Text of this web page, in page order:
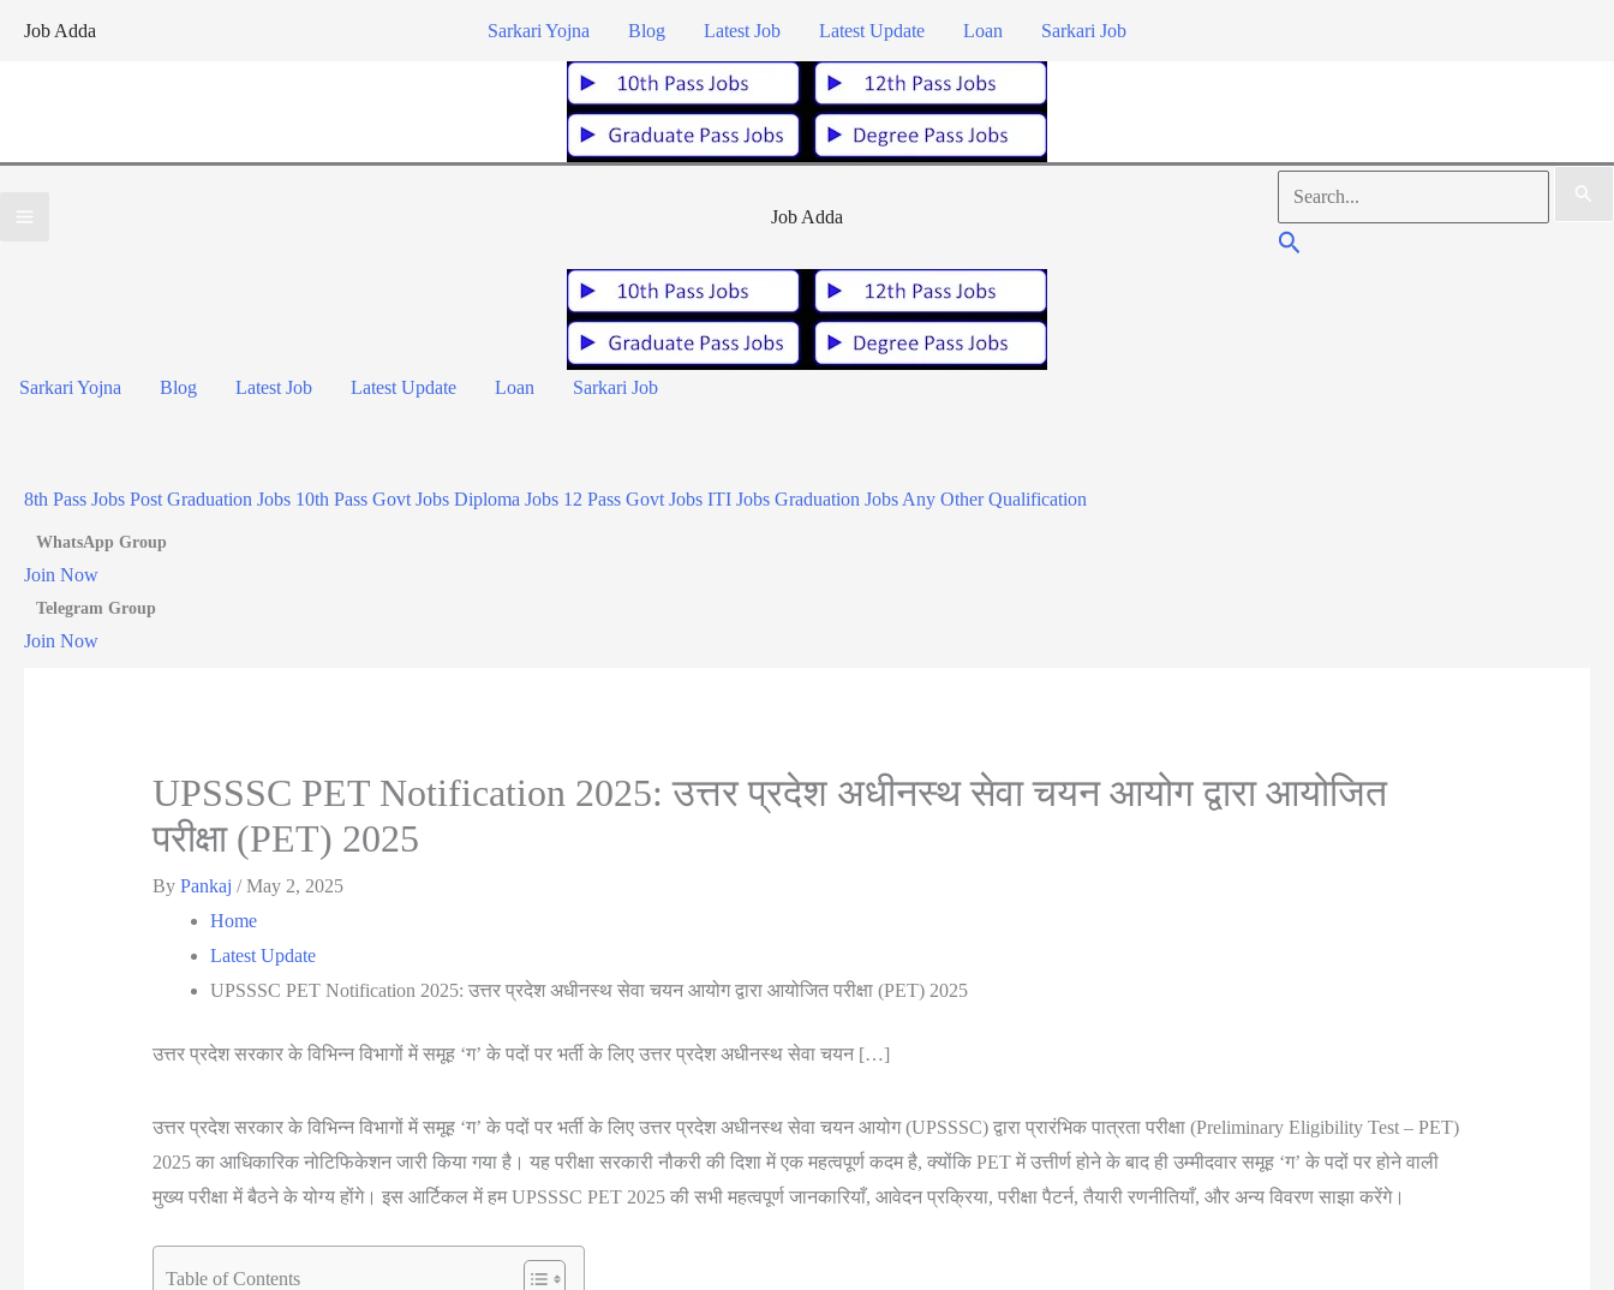
Job Adda Sarkari Yojna Blog Latest Job Latest Update Loan Sarkari Job
Job Adda
for:
Search
Sarkari Yojna Blog Latest Job Latest Update Loan Sarkari Job
8th Pass Jobs Post Graduation Jobs 10th Pass Govt Jobs Diploma Jobs 12 Pass Govt Jobs ITI Jobs Graduation Jobs Any Other Qualification
WhatsApp Group
Join Now
Telegram Group
Join Now
UPSSSC PET Notification 2025: उत्तर प्रदेश अधीनस्थ सेवा चयन आयोग द्वारा आयोजित
परीक्षा (PET) 2025
By Pankaj /May 2, 2025
Home
Latest Update
UPSSSC PET Notification 2025: उत्तर प्रदेश अधीनस्थ सेवा चयन आयोग द्वारा आयोजित परीक्षा (PET) 2025
उत्तर प्रदेश सरकार के विभिन्न विभागों में समूह ‘ग’ के पदों पर भर्ती के लिए उत्तर प्रदेश अधीनस्थ सेवा चयन […]
उत्तर प्रदेश सरकार के विभिन्न विभागों में समूह ‘ग’ के पदों पर भर्ती के लिए उत्तर प्रदेश अधीनस्थ सेवा चयन आयोग (UPSSSC) द्वारा प्रारंभिक पात्रता परीक्षा (Preliminary Eligibility Test – PET)
2025 का आधिकारिक नोटिफिकेशन जारी किया गया है। यह परीक्षा सरकारी नौकरी की दिशा में एक महत्वपूर्ण कदम है, क्योंकि PET में उत्तीर्ण होने के बाद ही उम्मीदवार समूह ‘ग’ के पदों पर होने वाली
मुख्य परीक्षा में बैठने के योग्य होंगे। इस आर्टिकल में हम UPSSSC PET 2025 की सभी महत्वपूर्ण जानकारियाँ, आवेदन प्रक्रिया, परीक्षा पैटर्न, तैयारी रणनीतियाँ, और अन्य विवरण साझा करेंगे।
Table of Contents